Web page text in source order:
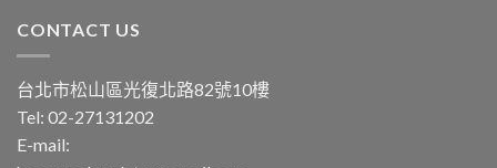
CONTACT US
台北市松山區光復北路82號10樓
Tel: 02-27131202
E-mail: